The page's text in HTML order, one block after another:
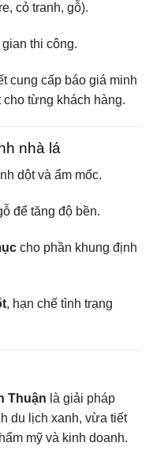
cỏ tranh, gỗ).
thi công.
cung cấp báo giá minh
từng khách hàng.
nhà lá
dột và ẩm mốc.
để tăng độ bền.
cho phần khung định
, hạn chế tình trạng
Thuận là giải pháp
du lịch xanh, vừa tiết
mỹ và kinh doanh.